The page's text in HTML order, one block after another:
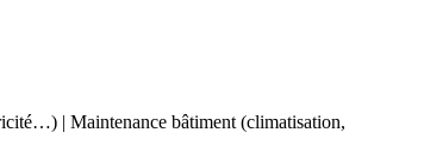
| Maintenance bâtiment (climatisation,